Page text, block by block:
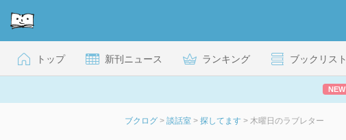
トップ 新刊ニュース ランキング ブックリスト
NEW
ブクログ > 談話室 > 探してます > 木曜日のラブレター